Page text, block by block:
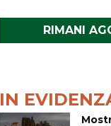
RIMANI
IN